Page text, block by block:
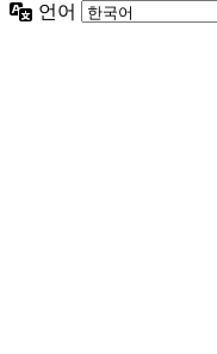
언어